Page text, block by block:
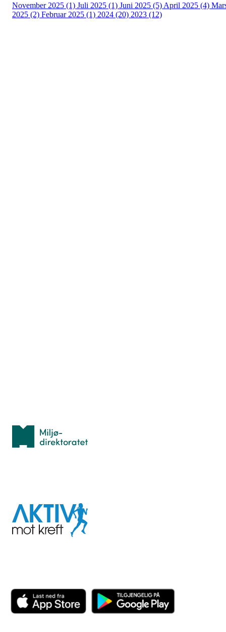
November 2025 (1) Juli 2025 (1) Juni 2025 (5) April 2025 (4)
2025 (2) Februar 2025 (1) 2024 (20) 2023 (12)